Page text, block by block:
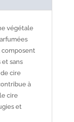
végétale
composent
sans
cire
à
cire
et